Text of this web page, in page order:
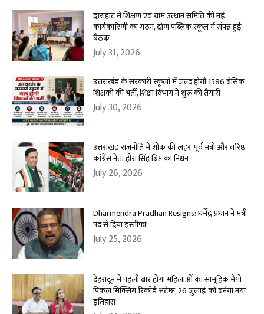
द्वाराहाट में शिक्षण एवं ग्राम उत्थान समिति की नई
कार्यकारिणी का गठन, द्रोण पब्लिक स्कूल में संपन्न हुई
बैठक
July 31, 2026
उत्तराखंड के सरकारी स्कूलों में जल्द होगी 1586 बेसिक
शिक्षकों की भर्ती, शिक्षा विभाग ने शुरू की तैयारी
July 30, 2026
उत्तराखंड राजनीति में शोक की लहर, पूर्व मंत्री और वरिष्ठ
कांग्रेस नेता हीरा सिंह बिष्ट का निधन
July 26, 2026
Dharmendra Pradhan Resigns: धर्मेंद्र प्रधान ने मंत्री
पद से दिया इस्तीफा!
July 25, 2026
देहरादून में पहली बार होगा महिलाओं का सामूहिक मैंगो
पिकल मिक्सिंग रिकॉर्ड अटेम्प्ट, 26 जुलाई को बनेगा नया
इतिहास